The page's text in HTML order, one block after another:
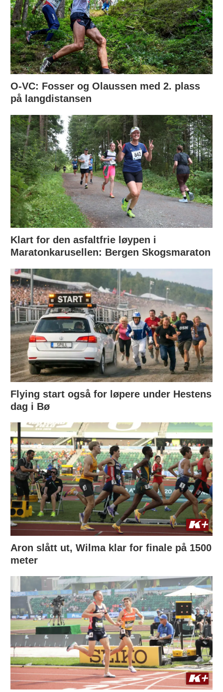
O-VC: Fosser og Olaussen med 2. plass
på langdistansen
Klart for den asfaltfrie løypen i
Maratonkarusellen: Bergen Skogsmaraton
Flying start også for løpere under Hestens
dag i Bø
Aron slått ut, Wilma klar for finale på 1500
meter